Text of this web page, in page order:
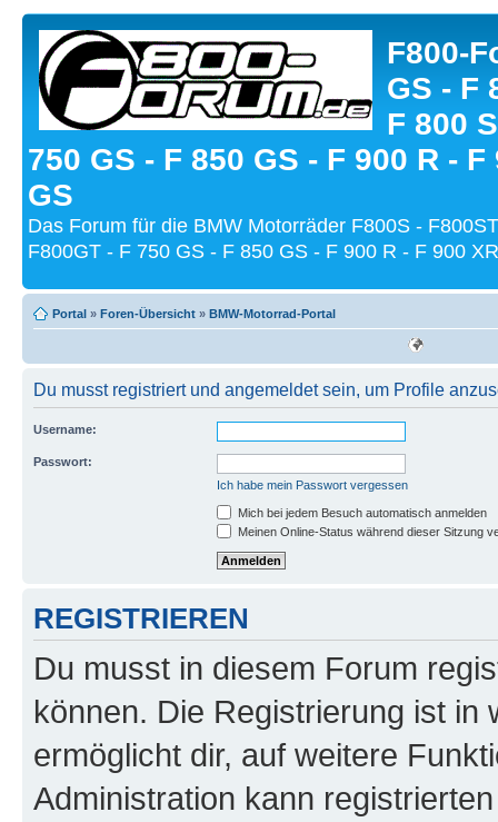
F800-
GS - F
F 800
750 GS - F 850 GS - F 900 R - F
GS
Das Forum für die BMW Motorräder F800S -
F800GT - F 750 GS - F 850 GS - F 900 R - F 900
Portal » Foren-Übersicht » BMW-Motorrad-Portal
Du musst registriert und angemeldet sein, um Profile
Username:
Passwort:
Ich habe mein Passwort vergessen
Mich bei jedem Besuch automatisch anmelden
Meinen Online-Status während dieser Sitzung
REGISTRIEREN
Du musst in diesem Forum
können. Die Registrierung ist in
ermöglicht dir, auf weitere
Administration kann